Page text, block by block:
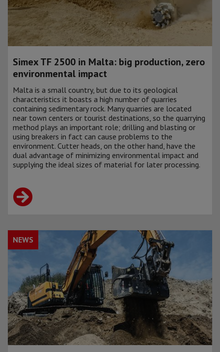
Simex TF 2500 in Malta: big production, zero
environmental impact
Malta is a small country, but due to its geological
characteristics it boasts a high number of quarries
containing sedimentary rock. Many quarries are located
near town centers or tourist destinations, so the quarrying
method plays an important role; drilling and blasting or
using breakers in fact can cause problems to the
environment. Cutter heads, on the other hand, have the
dual advantage of minimizing environmental impact and
supplying the ideal sizes of material for later processing.
NEWS